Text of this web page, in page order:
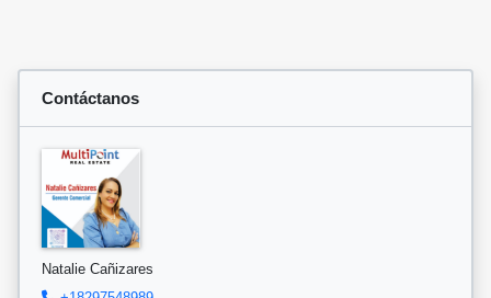
Contáctanos
Natalie Cañizares